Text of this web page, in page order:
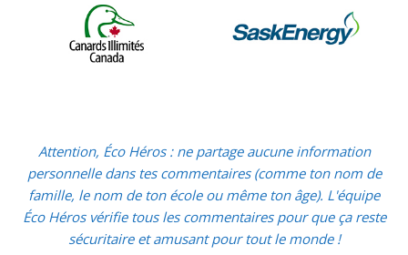
Attention, Éco Héros : ne partage aucune information
personnelle dans tes commentaires (comme ton nom de
famille, le nom de ton école ou même ton âge). L'équipe
Éco Héros vérifie tous les commentaires pour que ça reste
sécuritaire et amusant pour tout le monde !